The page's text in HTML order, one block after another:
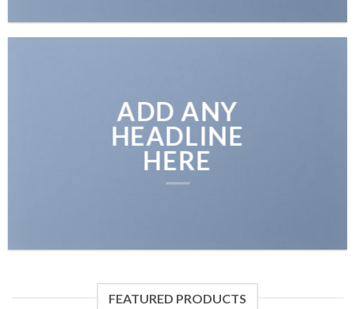
ADD ANY
HEADLINE
HERE
FEATURED PRODUCTS